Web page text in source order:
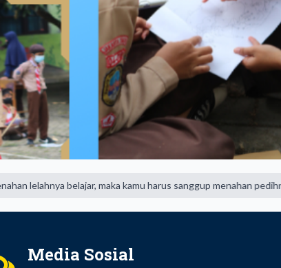
belajar, maka kamu harus sanggup menahan pedihnya kebodohan
Media Sosial